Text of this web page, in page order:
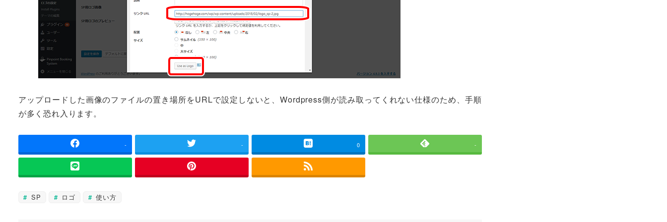
アップロードした画像のファイルの置き場所をURLで設定しないと、Wordpress側が読み取ってくれない仕様のため、手順
が多く恐れ入ります。
- - 0 -
SP ロゴ 使い方